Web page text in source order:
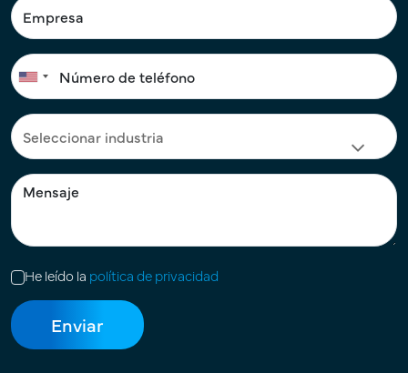
He leído la política de privacidad